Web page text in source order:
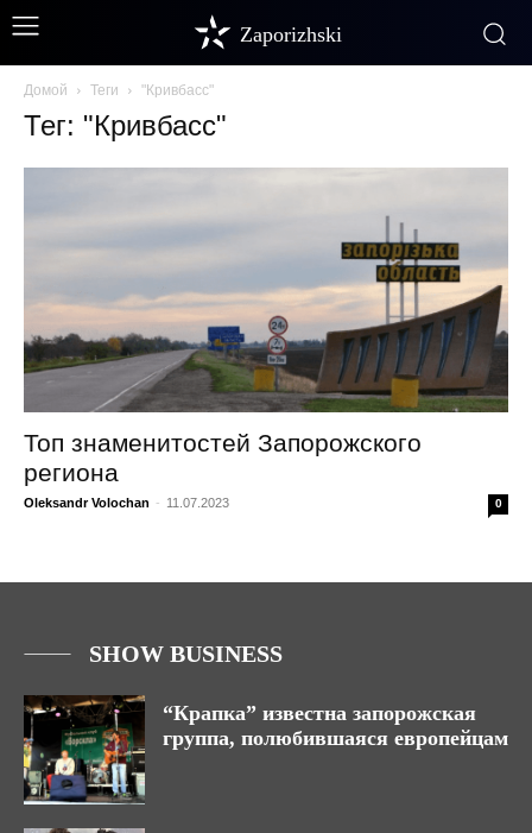
Zaporizhski
Домой Теги "Кривбасс"
Тег: "Кривбасс"
Топ знаменитостей Запорожского
региона
Oleksandr Volochan - 11.07.2023 0
SHOW BUSINESS
“Крапка” известна запорожская
группа, полюбившаяся европейцам